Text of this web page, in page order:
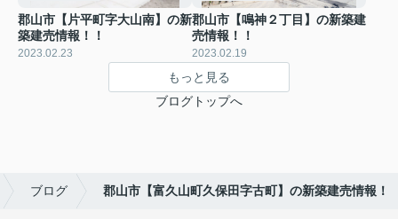
郡山市【片平町字大山南】の新
築建売情報！！
2023.02.23
郡山市【鳴神２丁目】の新築建
売情報！！
2023.02.19
もっと見る
ブログトップへ
ブログ 郡山市【富久山町久保田字古町】の新築建売情報！